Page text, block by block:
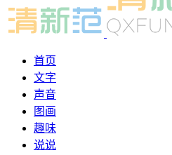
首页
文字
声音
图画
趣味
说说